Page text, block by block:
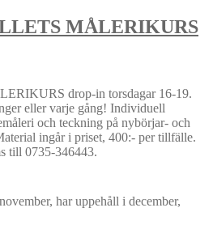
MÅLERIKURS
drop-in torsdagar 16-19.
eller varje gång! Individuell
och teckning på nybörjar- och
ingår i priset, 400:- per tillfälle.
till 0735-346443.
har uppehåll i december,